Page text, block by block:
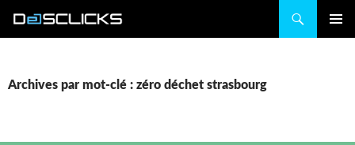
Archives par mot-clé : zéro déchet strasbourg